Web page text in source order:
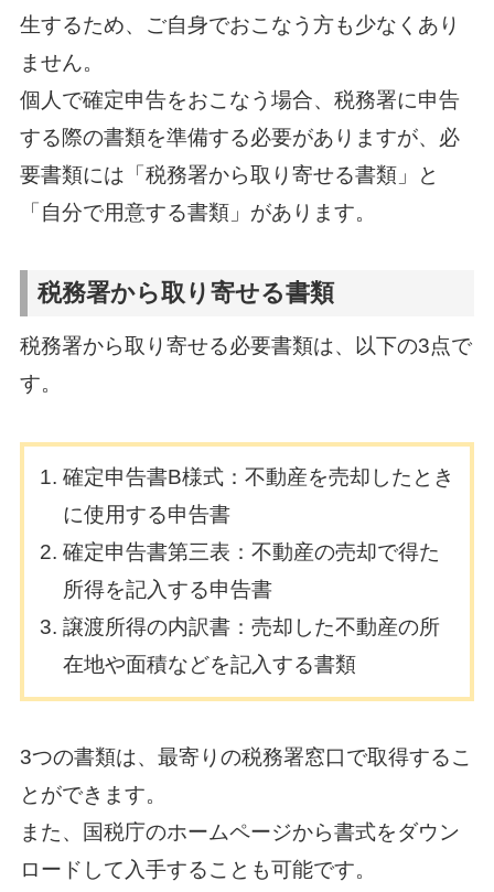
生するため、ご自身でおこなう方も少なくあり
ません。
個人で確定申告をおこなう場合、税務署に申告
する際の書類を準備する必要がありますが、必
要書類には「税務署から取り寄せる書類」と
「自分で用意する書類」があります。
税務署から取り寄せる書類
税務署から取り寄せる必要書類は、以下の3点で
す。
確定申告書B様式：不動産を売却したとき
に使用する申告書
確定申告書第三表：不動産の売却で得た
所得を記入する申告書
譲渡所得の内訳書：売却した不動産の所
在地や面積などを記入する書類
3つの書類は、最寄りの税務署窓口で取得するこ
とができます。
また、国税庁のホームページから書式をダウン
ロードして入手することも可能です。